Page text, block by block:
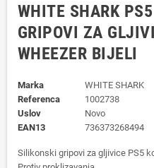
WHITE SHARK
GRIPOVI ZA
WHEEZER BIJELI
Marka
WHITE SHARK
Referenca
1002738
Uslov
Novo
EAN13
736373268494
Silikonski gripovi za gljivice PS5